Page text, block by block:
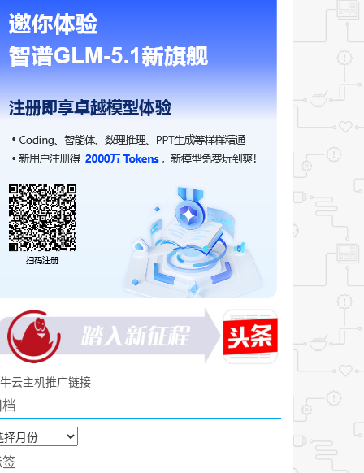
云主机推广链接